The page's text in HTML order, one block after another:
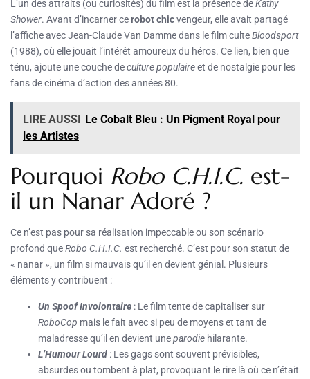
L’un des attraits (ou curiosités) du film est la présence deKathy
Shower. Avant d’incarner cerobot chicvengeur, elle avait partagé
l’affiche avec Jean-Claude Van Damme dans le film culteBloodsport
(1988), où elle jouait l’intérêt amoureux du héros. Ce lien, bien que
ténu, ajoute une couche deculture populaireet de nostalgie pour les
fans de cinéma d’action des années 80.
LIRE AUSSI Le Cobalt Bleu : Un Pigment Royal pour
les Artistes
Pourquoi Robo C.H.I.C. est-
il un Nanar Adoré ?
Ce n’est pas pour sa réalisation impeccable ou son scénario
profond queRobo C.H.I.C. est recherché. C’est pour son statut de
« nanar », un film si mauvais qu’il en devient génial. Plusieurs
éléments y contribuent :
Un Spoof Involontaire : Le film tente de capitaliser sur
RoboCop mais le fait avec si peu de moyens et tant de
maladresse qu’il en devient uneparodie hilarante.
L’Humour Lourd : Les gags sont souvent prévisibles,
absurdes ou tombent à plat, provoquant le rire là où ce n’était